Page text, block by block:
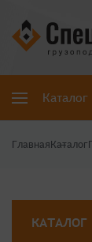
ГлавнаяКаталог